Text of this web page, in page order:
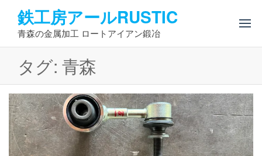
ン
鉄工房アールRUSTIC
青森の金属加工 ロートアイアン鍛冶
タグ: 青森